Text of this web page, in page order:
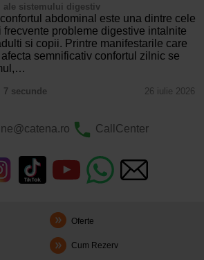
ale sistemului digestiv
abdominal este una dintre cele
frecvente probleme digestive intalnite
si copii. Printre manifestarile care
afecta semnificativ confortul zilnic se
7 secunde 26 iulie 2026
CallCenter
Oferte
Cum Rezerv